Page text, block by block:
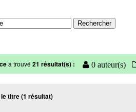
a trouvé21 résultat(s) : 0 auteur(s)
titre (1 résultat)